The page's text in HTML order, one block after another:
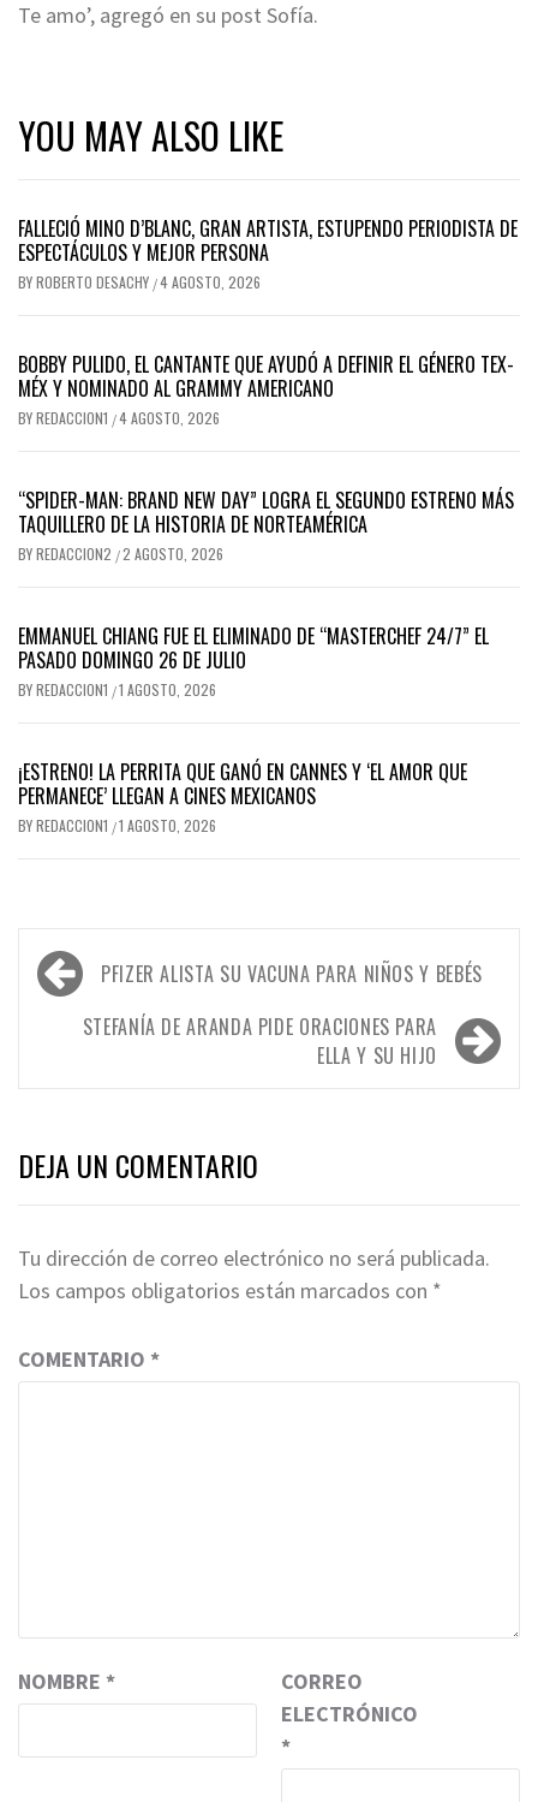
Te amo’, agregó en su post Sofía.
YOU MAY ALSO LIKE
FALLECIÓ MINO D’BLANC, GRAN ARTISTA, ESTUPENDO PERIODISTA DE
ESPECTÁCULOS Y MEJOR PERSONA
BYROBERTO DESACHY /4 AGOSTO, 2026
BOBBY PULIDO, EL CANTANTE QUE AYUDÓ A DEFINIR EL GÉNERO TEX-
MÉX Y NOMINADO AL GRAMMY AMERICANO
BYREDACCION1 /4 AGOSTO, 2026
“SPIDER-MAN: BRAND NEW DAY” LOGRA EL SEGUNDO ESTRENO MÁS
TAQUILLERO DE LA HISTORIA DE NORTEAMÉRICA
BYREDACCION2 /2 AGOSTO, 2026
EMMANUEL CHIANG FUE EL ELIMINADO DE “MASTERCHEF 24/7” EL
PASADO DOMINGO 26 DE JULIO
BYREDACCION1 /1 AGOSTO, 2026
¡ESTRENO! LA PERRITA QUE GANÓ EN CANNES Y ‘EL AMOR QUE
PERMANECE’ LLEGAN A CINES MEXICANOS
BYREDACCION1 /1 AGOSTO, 2026
Navegación
de
entradas
PFIZER ALISTA SU VACUNA PARA NIÑOS Y BEBÉS
STEFANÍA DE ARANDA PIDE ORACIONES PARA
ELLA Y SU HIJO
DEJA UN COMENTARIO
Tu dirección de correo electrónico no será publicada.
Los campos obligatorios están marcados con *
COMENTARIO *
NOMBRE *
CORREO
ELECTRÓNICO
*